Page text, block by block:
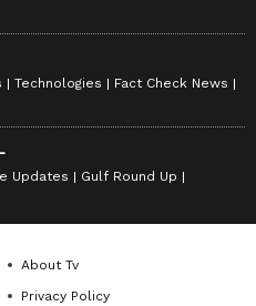
Technologies
Fact Check News
Updates
Gulf Round Up
About Tv
Privacy Policy